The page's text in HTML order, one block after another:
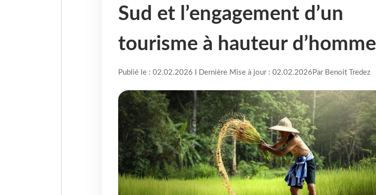
Sud et l’engagement d’un
tourisme à hauteur d’homme
Publié le : 02.02.2026 I Dernière Mise à jour : 02.02.2026 Par Benoit Tredez